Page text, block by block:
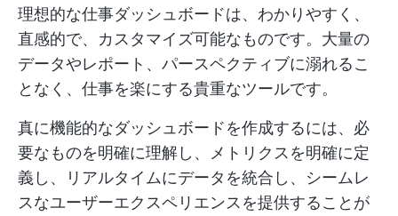
理想的な仕事ダッシュボードは、わかりやすく、
直感的で、カスタマイズ可能なものです。大量の
データやレポート、パースペクティブに溺れるこ
となく、仕事を楽にする貴重なツールです。
真に機能的なダッシュボードを作成するには、必
要なものを明確に理解し、メトリクスを明確に定
義し、リアルタイムにデータを統合し、シームレ
スなユーザーエクスペリエンスを提供することが